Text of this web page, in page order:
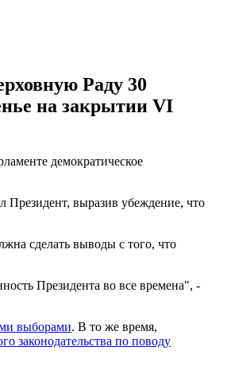
Раду 30
на закрытии VI
демократическое
Президент, выразив убеждение, что
сделать выводы с того, что
Президента во все времена", -
выборами. В то же время,
законодательства по поводу